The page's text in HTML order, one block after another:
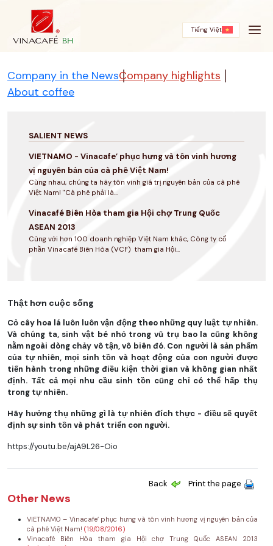
Tiếng Việt
Company in the NewsCompany highlights
About coffee
SALIENT NEWS
VIETNAMO - Vinacafe’ phục hưng và tôn vinh hương
vị nguyên bản của cà phê Việt Nam!
Cùng nhau, chúng ta hãy tôn vinh giá trị nguyên bản của cà phê
Việt Nam! "Cà phê phải là...
Vinacafé Biên Hòa tham gia Hội chợ Trung Quốc
ASEAN 2013
Cùng với hơn 100 doanh nghiệp Việt Nam khác, Công ty cổ
phần Vinacafé Biên Hòa (VCF) tham gia Hội...
Thật hơn cuộc sống
Cỏ cây hoa lá luôn luôn vận động theo những quy luật tự nhiên.
Và chúng ta, sinh vật bé nhỏ trong vũ trụ bao la cũng không
nằm ngoài dòng chảy vô tận, vô biên đó. Con người là sản phẩm
của tự nhiên, mọi sinh tồn và hoạt động của con người được
tiến hành trong những điều kiện thời gian và không gian nhất
định. Tất cả mọi nhu cầu sinh tồn cũng chỉ có thể hấp thụ
trong tự nhiên.
Hãy hưởng thụ những gì là tự nhiên đích thực - điều sẽ quyết
định sự sinh tồn và phát triển con người.
https://youtu.be/ajA9L26-Oio
Back Print the page
Other News
VIETNAMO – Vinacafe’ phục hưng và tôn vinh hương vị nguyên bản của
cà phê Việt Nam! (19/08/2016)
Vinacafé Biên Hòa tham gia Hội chợ Trung Quốc ASEAN 2013